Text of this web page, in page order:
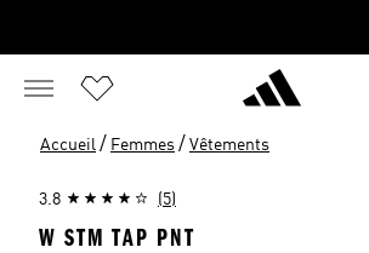
Accueil / Femmes / Vêtements
3.8 (5)
W STM TAP PNT